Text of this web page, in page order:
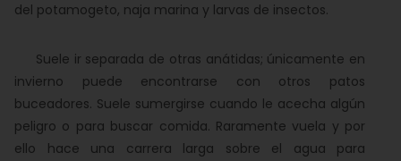
del potamogeto, naja marina y larvas de insectos.
Suele ir separada de otras anátidas; únicamente en
invierno puede encontrarse con otros patos
buceadores. Suele sumergirse cuando le acecha algún
peligro o para buscar comida. Raramente vuela y por
ello hace una carrera larga sobre el agua para